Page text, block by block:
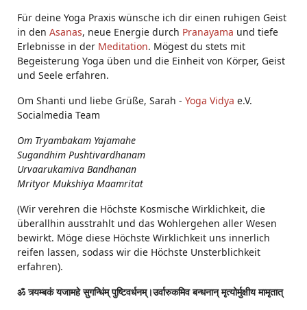
Für deine Yoga Praxis wünsche ich dir einen ruhigen Geist
in den Asanas, neue Energie durch Pranayama und tiefe
Erlebnisse in der Meditation. Mögest du stets mit
Begeisterung Yoga üben und die Einheit von Körper, Geist
und Seele erfahren.
Om Shanti und liebe Grüße, Sarah - Yoga Vidya e.V.
Socialmedia Team
Om Tryambakam Yajamahe
Sugandhim Pushtivardhanam
Urvaarukamiva Bandhanan
Mrityor Mukshiya Maamritat
(Wir verehren die Höchste Kosmische Wirklichkeit, die
überallhin ausstrahlt und das Wohlergehen aller Wesen
bewirkt. Möge diese Höchste Wirklichkeit uns innerlich
reifen lassen, sodass wir die Höchste Unsterblichkeit
erfahren).
ॐ त्र्यम्बकं यजामहे सुगन्धिंम् पुष्टिवर्धनम्।उर्वारुकमिव बन्धनान् मृत्योर्मुक्षीय मामृतात्